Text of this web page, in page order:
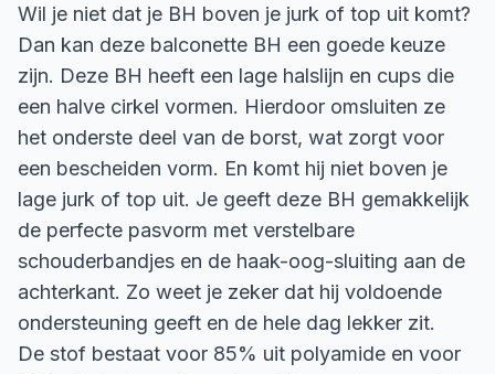
Wil je niet dat je BH boven je jurk of top uit komt?
Dan kan deze balconette BH een goede keuze
zijn. Deze BH heeft een lage halslijn en cups die
een halve cirkel vormen. Hierdoor omsluiten ze
het onderste deel van de borst, wat zorgt voor
een bescheiden vorm. En komt hij niet boven je
lage jurk of top uit. Je geeft deze BH gemakkelijk
de perfecte pasvorm met verstelbare
schouderbandjes en de haak-oog-sluiting aan de
achterkant. Zo weet je zeker dat hij voldoende
ondersteuning geeft en de hele dag lekker zit.
De stof bestaat voor 85% uit polyamide en voor